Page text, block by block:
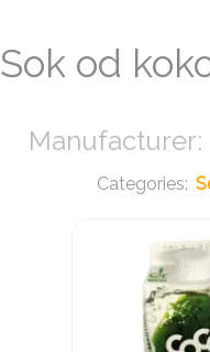
Sok od